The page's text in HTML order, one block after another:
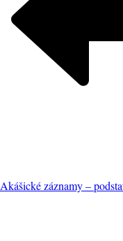
Akášické záznamy –